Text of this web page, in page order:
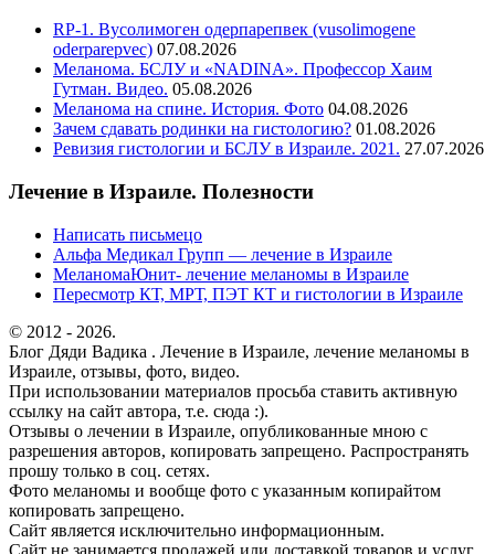
RP-1. Вусолимоген одерпарепвек (vusolimogene
oderparepvec) 07.08.2026
Меланома. БСЛУ и «NADINA». Профессор Хаим
Гутман. Видео. 05.08.2026
Меланома на спине. История. Фото 04.08.2026
Зачем сдавать родинки на гистологию? 01.08.2026
Ревизия гистологии и БСЛУ в Израиле. 2021. 27.07.2026
Лечение в Израиле. Полезности
Написать письмецо
Альфа Медикал Групп — лечение в Израиле
МеланомаЮнит- лечение меланомы в Израиле
Пересмотр КТ, МРТ, ПЭТ КТ и гистологии в Израиле
© 2012 - 2026.
Блог Дяди Вадика . Лечение в Израиле, лечение меланомы в
Израиле, отзывы, фото, видео.
При использовании материалов просьба ставить активную
ссылку на сайт автора, т.е. сюда :).
Отзывы о лечении в Израиле, опубликованные мною с
разрешения авторов, копировать запрещено. Распространять
прошу только в соц. сетях.
Фото меланомы и вообще фото с указанным копирайтом
копировать запрещено.
Сайт является исключительно информационным.
Сайт не занимается продажей или доставкой товаров и услуг,